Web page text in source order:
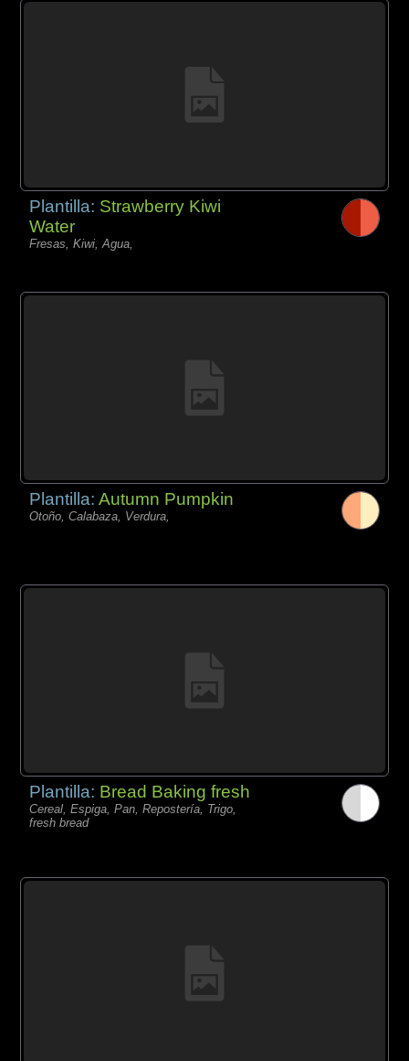
Plantilla: Strawberry Kiwi
Water
Fresas, Kiwi, Agua,
Plantilla:Autumn Pumpkin
Otoño, Calabaza, Verdura,
Plantilla: Bread Baking fresh
Cereal, Espiga, Pan, Repostería, Trigo,
fresh bread